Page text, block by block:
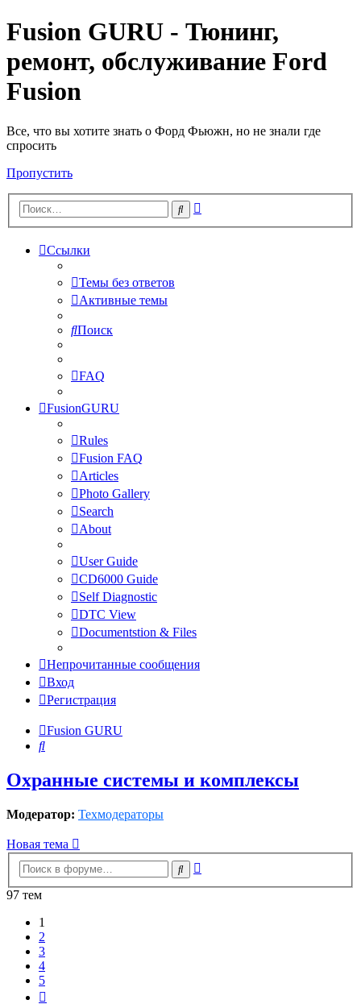
Fusion GURU - Тюнинг,
ремонт, обслуживание Ford
Fusion
Все, что вы хотите знать о Форд Фьюжн, но не знали где
спросить
Пропустить
Поиск
Ссылки
Темы без ответов
Активные темы
Поиск
FAQ
FusionGURU
Rules
Fusion FAQ
Articles
Photo Gallery
Search
About
User Guide
CD6000 Guide
Self Diagnostic
DTC View
Documentstion & Files
Непрочитанные сообщения
Вход
Регистрация
Fusion GURU
Поиск
Охранные системы и комплексы
Модератор: Техмодераторы
Новая тема
Поиск
97 тем
1
2
3
4
5